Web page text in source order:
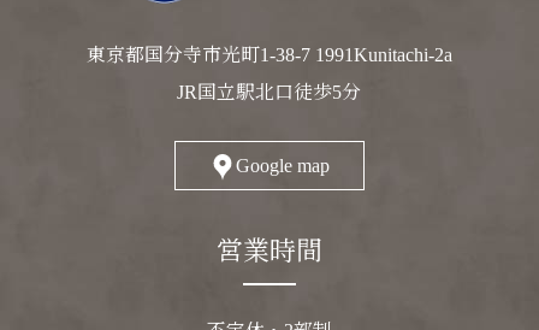
東京都国分寺市光町1-38-7 1991Kunitachi-2a
JR国立駅北口徒歩5分
Google map
営業時間